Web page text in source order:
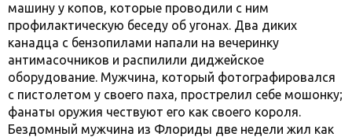
машину у копов, которые проводили с ним
профилактическую беседу об угонах. Два диких
канадца с бензопилами напали на вечеринку
антимасочников и распилили диджейское
оборудование. Мужчина, который фотографировался
с пистолетом у своего паха, прострелил себе мошонку;
фанаты оружия чествуют его как своего короля.
Бездомный мужчина из Флориды две недели жил как